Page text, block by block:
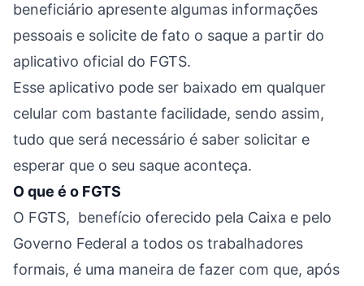
beneficiário apresente algumas informações
pessoais e solicite de fato o saque a partir do
aplicativo oficial do FGTS.
Esse aplicativo pode ser baixado em qualquer
celular com bastante facilidade, sendo assim,
tudo que será necessário é saber solicitar e
esperar que o seu saque aconteça.
O que é o FGTS
O FGTS, benefício oferecido pela Caixa e pelo
Governo Federal a todos os trabalhadores
formais, é uma maneira de fazer com que, após